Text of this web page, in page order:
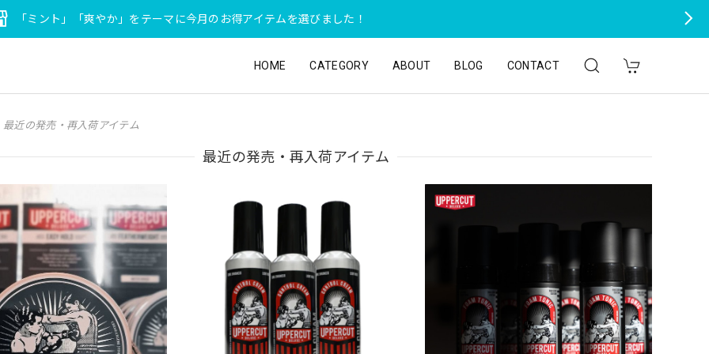
「ミント」「爽やか」をテーマに今月のお得アイテムを選びました！
HOME CATEGORY ABOUT BLOG CONTACT
最近の発売・再入荷アイテム
最近の発売・再入荷アイテム